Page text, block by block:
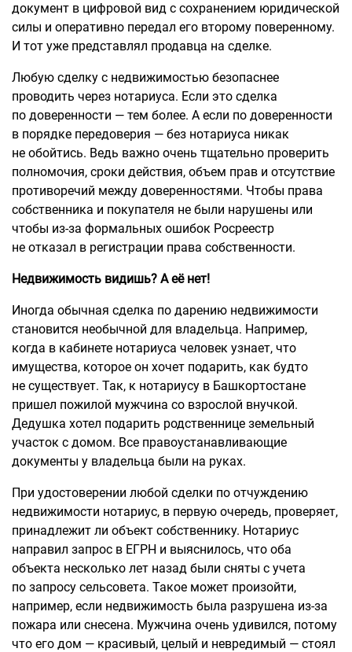
документ в цифровой вид с сохранением юридической
силы и оперативно передал его второму поверенному.
И тот уже представлял продавца на сделке.
Любую сделку с недвижимостью безопаснее
проводить через нотариуса. Если это сделка
по доверенности — тем более. А если по доверенности
в порядке передоверия — без нотариуса никак
не обойтись. Ведь важно очень тщательно проверить
полномочия, сроки действия, объем прав и отсутствие
противоречий между доверенностями. Чтобы права
собственника и покупателя не были нарушены или
чтобы из-за формальных ошибок Росреестр
не отказал в регистрации права собственности.
Недвижимость видишь? А её нет!
Иногда обычная сделка по дарению недвижимости
становится необычной для владельца. Например,
когда в кабинете нотариуса человек узнает, что
имущества, которое он хочет подарить, как будто
не существует. Так, к нотариусу в Башкортостане
пришел пожилой мужчина со взрослой внучкой.
Дедушка хотел подарить родственнице земельный
участок с домом. Все правоустанавливающие
документы у владельца были на руках.
При удостоверении любой сделки по отчуждению
недвижимости нотариус, в первую очередь, проверяет,
принадлежит ли объект собственнику. Нотариус
направил запрос в ЕГРН и выяснилось, что оба
объекта несколько лет назад были сняты с учета
по запросу сельсовета. Такое может произойти,
например, если недвижимость была разрушена из-за
пожара или снесена. Мужчина очень удивился, потому
что его дом — красивый, целый и невредимый — стоял